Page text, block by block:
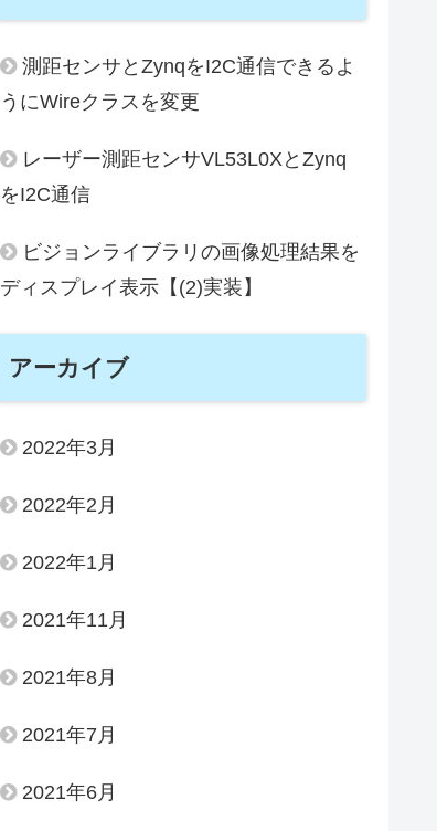
測距センサとZynqをI2C通信できるよ
うにWireクラスを変更
レーザー測距センサVL53L0XとZynq
をI2C通信
ビジョンライブラリの画像処理結果を
ディスプレイ表示【(2)実装】
アーカイブ
2022年3月
2022年2月
2022年1月
2021年11月
2021年8月
2021年7月
2021年6月